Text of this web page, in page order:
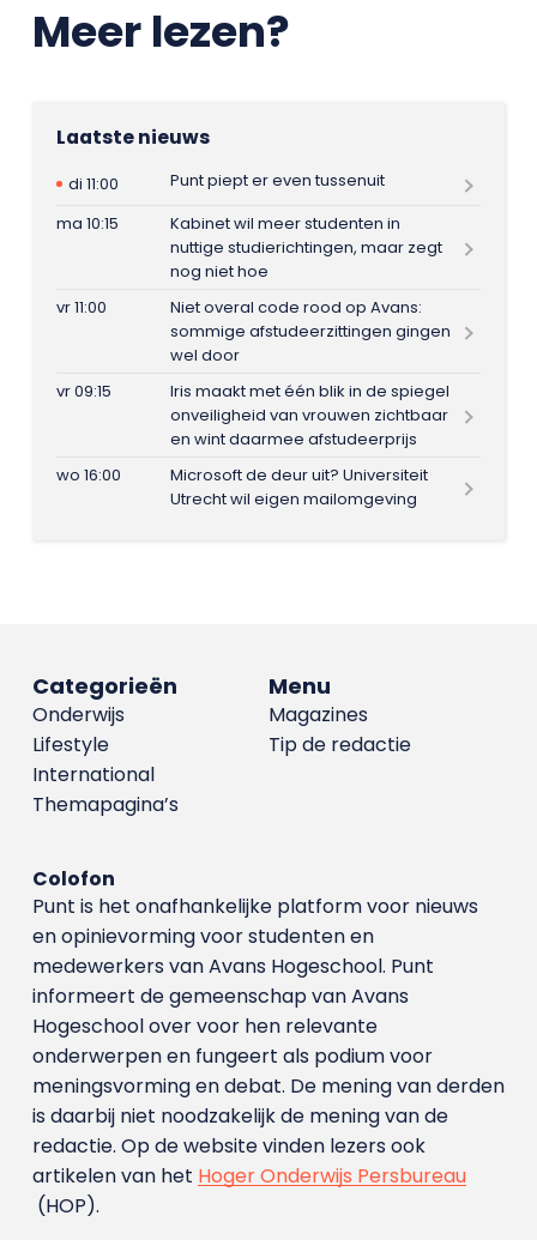
Meer lezen?
Laatste nieuws
di 11:00
Punt piept er even tussenuit
ma 10:15
Kabinet wil meer studenten in
nuttige studierichtingen, maar zegt
nog niet hoe
vr 11:00
Niet overal code rood op Avans:
sommige afstudeerzittingen gingen
wel door
vr 09:15
Iris maakt met één blik in de spiegel
onveiligheid van vrouwen zichtbaar
en wint daarmee afstudeerprijs
wo 16:00
Microsoft de deur uit? Universiteit
Utrecht wil eigen mailomgeving
Menu
Magazines
Tip de redactie
Categorieën
Onderwijs
Lifestyle
International
Themapagina’s
Colofon
Punt is het onafhankelijke platform voor nieuws
en opinievorming voor studenten en
medewerkers van Avans Hoge­school. Punt
informeert de gemeenschap van Avans
Hogeschool over voor hen relevante
onderwerpen en fungeert als podium voor
meningsvorming en debat. De mening van derden
is daarbij niet noodzakelijk de mening van de
redactie. Op de website vinden lezers ook
artikelen van het Hoger Onderwijs Persbureau
(HOP).